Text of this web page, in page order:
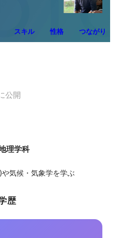
スキル 性格 つながり
公開
理学科
気候・気象学を学ぶ
歴